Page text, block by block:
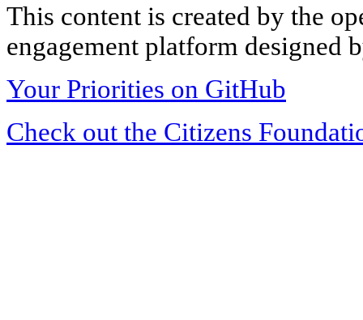
This content is created by the
engagement platform designed
Your Priorities on GitHub
Check out the Citizens